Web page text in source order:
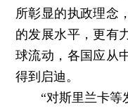
所彰显的执政理念
的发展水平，更有
球流动，各国应从
得到启迪。
“对斯里兰卡等